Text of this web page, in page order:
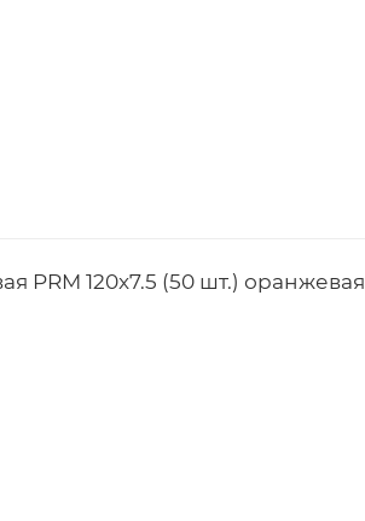
PRM 120x7.5 (50 шт.) оранжевая